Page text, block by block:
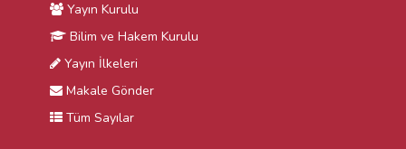
Yayın Kurulu
Bilim ve Hakem Kurulu
Yayın İlkeleri
Makale Gönder
Tüm Sayılar